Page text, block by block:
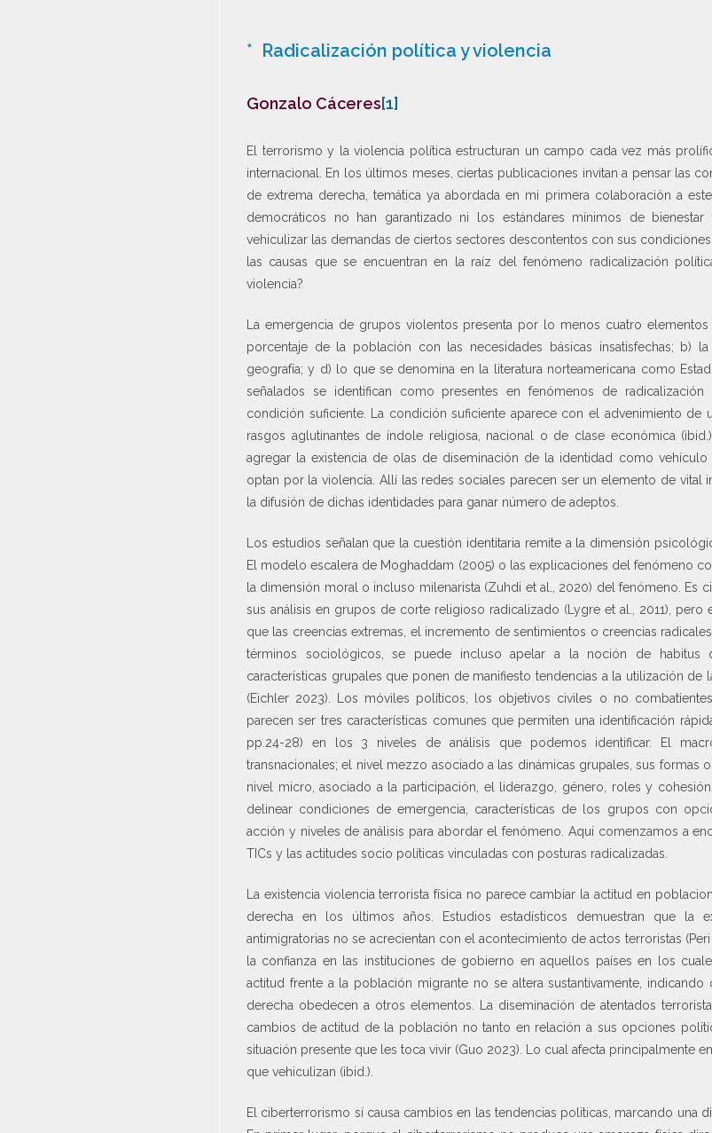
* Radicalización política y violencia
Gonzalo Cáceres[1]
El terrorismo y la violencia política estructuran un campo cada vez más
internacional. En los últimos meses, ciertas publicaciones invitan a pensar las
de extrema derecha, temática ya abordada en mi primera colaboración a
democráticos no han garantizado ni los estándares mínimos de
vehiculizar las demandas de ciertos sectores descontentos con sus
las causas que se encuentran en la raíz del fenómeno radicalización
violencia?
La emergencia de grupos violentos presenta por lo menos cuatro
porcentaje de la población con las necesidades básicas insatisfechas; b)
geografía; y d) lo que se denomina en la literatura norteamericana como
señalados se identifican como presentes en fenómenos de
condición suficiente. La condición suficiente aparece con el advenimiento de
rasgos aglutinantes de índole religiosa, nacional o de clase económica
agregar la existencia de olas de diseminación de la identidad como
optan por la violencia. Allí las redes sociales parecen ser un elemento de vital
la difusión de dichas identidades para ganar número de adeptos.
Los estudios señalan que la cuestión identitaria remite a la dimensión
El modelo escalera de Moghaddam (2005) o las explicaciones del fenómeno
la dimensión moral o incluso milenarista (Zuhdi et al., 2020) del fenómeno. Es
sus análisis en grupos de corte religioso radicalizado (Lygre et al., 2011),
que las creencias extremas, el incremento de sentimientos o creencias
términos sociológicos, se puede incluso apelar a la noción de habitus
características grupales que ponen de manifiesto tendencias a la utilización de
(Eichler 2023). Los móviles políticos, los objetivos civiles o no
parecen ser tres características comunes que permiten una identificación
pp.24-28) en los 3 niveles de análisis que podemos identificar. El
transnacionales; el nivel mezzo asociado a las dinámicas grupales, sus formas
nivel micro, asociado a la participación, el liderazgo, género, roles y
delinear condiciones de emergencia, características de los grupos con
acción y niveles de análisis para abordar el fenómeno. Aquí comenzamos a
TICs y las actitudes socio políticas vinculadas con posturas radicalizadas.
La existencia violencia terrorista física no parece cambiar la actitud en
derecha en los últimos años. Estudios estadísticos demuestran que la
antimigratorias no se acrecientan con el acontecimiento de actos terroristas
la confianza en las instituciones de gobierno en aquellos países en los
actitud frente a la población migrante no se altera sustantivamente,
derecha obedecen a otros elementos. La diseminación de atentados
cambios de actitud de la población no tanto en relación a sus opciones
situación presente que les toca vivir (Guo 2023). Lo cual afecta principalmente
que vehiculizan (ibid.).
El ciberterrorismo sí causa cambios en las tendencias políticas, marcando una